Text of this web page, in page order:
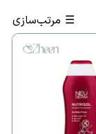
☰ مرتب‌سازی